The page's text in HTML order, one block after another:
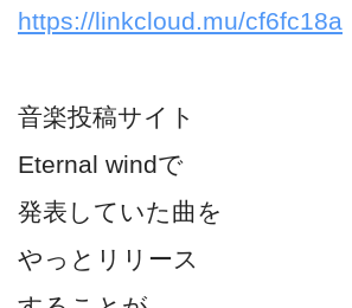
https://linkcloud.mu/cf6fc18a
音楽投稿サイト
Eternal windで
発表していた曲を
やっとリリース